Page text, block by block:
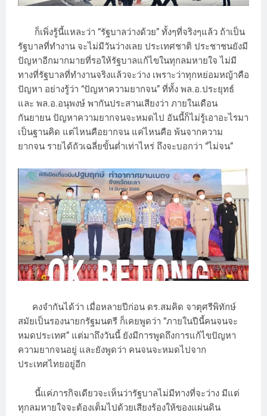
ก็เพิ่งรู้นี้แหละว่า “รัฐบาลว่างด้วย” ทั้งๆที่จริงๆแล้ว ถ้าเป็น
รัฐบาลที่ทำงาน จะไม่มีวันว่างเลย ประเทศชาติ ประชาชนยังมี
ปัญหาอีกมากมายที่รอให้รัฐบาลแก้ไขในทุกลมหายใจ ไม่มี
ทางที่รัฐบาลที่ทำงานจริงแล้วจะว่าง เพราะว่าทุกหย่อมหญ้าคือ
ปัญหา อย่างรู้ว่า “ปัญหาความยากจน” ที่ทั้ง พล.อ.ประยุทธ์
และ พล.อ.อนุพงษ์ พากันประสานเสียงว่า ภายในเดือน
กันยายน ปัญหาความยากจนจะหมดไป อันนี้ก็ไม่รู้เอาอะไรมา
เป็นฐานคิด แต่ไหนคือยากจน แค่ไหนคือ พ้นจากความ
ยากจน รายได้ถัวเฉลี่ยขั้นต่ำเท่าไหร่ ถึงจะบอกว่า “ไม่จน”
คงจำกันได้ว่า เมื่อหลายปีก่อน ดร.สมคิด จาตุศรีพิทักษ์
สมัยเป็นรองนายกรัฐมนตรี ก็เคยพูดว่า “ภายในปีนี้คนจนจะ
หมดประเทศ” แต่มาถึงวันนี้ ยังมีการพูดถึงการแก้ไขปัญหา
ความยากจนอยู่ และยังพูดว่า คนจนจะหมดไปจาก
ประเทศไทยอยู่อีก
นี้แค่ภารกิจเดียวจะเห็นว่ารัฐบาลไม่มีทางที่จะว่าง มีแต่
ทุกลมหายใจจะต้องเต็มไปด้วยเสียงร้องให้ของแผ่นดิน